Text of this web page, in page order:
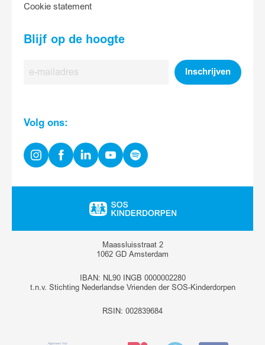
Cookie statement
Blijf op de hoogte
E-
Inschrijven
Volg ons:
InstagramFacebookLinkedinYoutubeSpotify
Ga
naar
homepage
Maassluisstraat 2
1062 GD Amsterdam
IBAN: NL90 INGB 0000002280
t.n.v. Stichting Nederlandse Vrienden der SOS-Kinderdorpen
RSIN: 002839684